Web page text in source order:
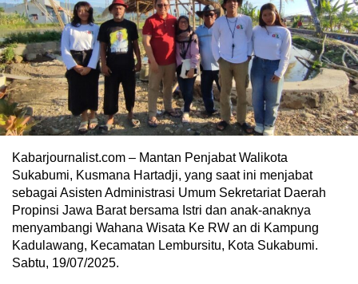
Kabarjournalist.com – Mantan Penjabat Walikota
Sukabumi, Kusmana Hartadji, yang saat ini menjabat
sebagai Asisten Administrasi Umum Sekretariat Daerah
Propinsi Jawa Barat bersama Istri dan anak-anaknya
menyambangi Wahana Wisata Ke RW an di Kampung
Kadulawang, Kecamatan Lembursitu, Kota Sukabumi.
Sabtu, 19/07/2025.